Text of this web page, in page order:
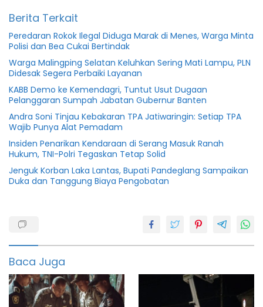
Berita Terkait
Peredaran Rokok Ilegal Diduga Marak di Menes, Warga Minta
Polisi dan Bea Cukai Bertindak
Warga Malingping Selatan Keluhkan Sering Mati Lampu, PLN
Didesak Segera Perbaiki Layanan
KABB Demo ke Kemendagri, Tuntut Usut Dugaan
Pelanggaran Sumpah Jabatan Gubernur Banten
Andra Soni Tinjau Kebakaran TPA Jatiwaringin: Setiap TPA
Wajib Punya Alat Pemadam
Insiden Penarikan Kendaraan di Serang Masuk Ranah
Hukum, TNI-Polri Tegaskan Tetap Solid
Jenguk Korban Laka Lantas, Bupati Pandeglang Sampaikan
Duka dan Tanggung Biaya Pengobatan
featured
Golkar
Baca Juga